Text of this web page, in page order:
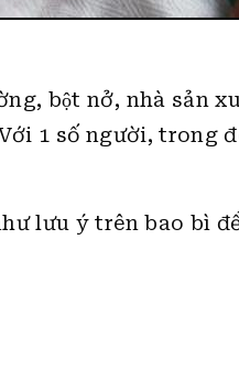
bột nở, nhà sản
1 số người, trong
lưu ý trên bao bì